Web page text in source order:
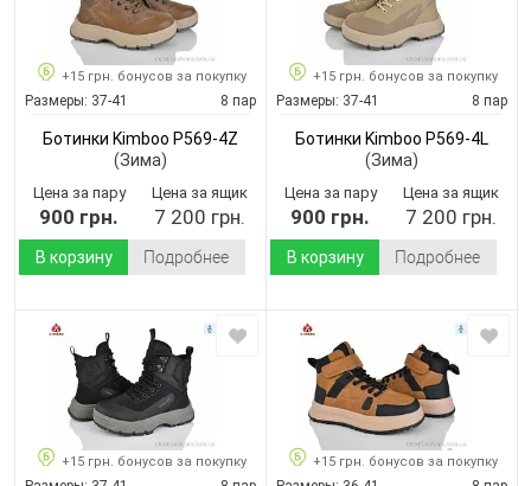
+15 грн. бонусов за покупку
Размеры: 37-41 8 пар
Ботинки Kimboo P569-4Z
(Зима)
Цена за пару
900 грн.
Цена за ящик
7 200 грн.
В корзину Подробнее
+15 грн. бонусов за покупку
Размеры: 37-41 8 пар
Ботинки Kimboo P569-4L
(Зима)
Цена за пару
900 грн.
Цена за ящик
7 200 грн.
В корзину Подробнее
+15 грн. бонусов за покупку +15 грн. бонусов за покупку